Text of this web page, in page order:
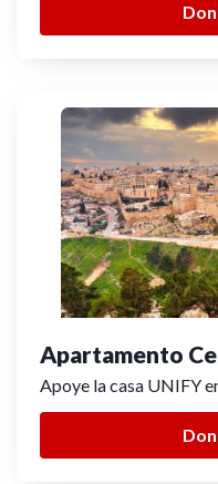
Apartamento
Apoye la casa UNIFY